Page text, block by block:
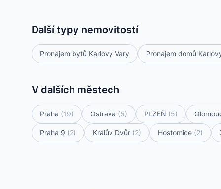
Další typy nemovitostí
Pronájem bytů Karlovy Vary Pronájem domů
V dalších městech
Praha (19) Ostrava (5) PLZEŇ (5)
Praha 9 (2) Králův Dvůr (2) Hostomice (2)